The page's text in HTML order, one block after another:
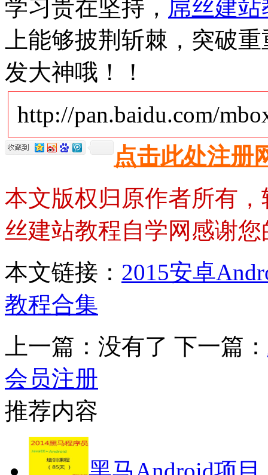
学习贵在坚持， 屌丝建
上能够披荆斩棘，突破
发大神哦！！
http://pan.baidu.com/
点击此处注册
本文版权归原作者所有
丝建站教程自学网感谢
本文链接： 2015安卓
教程合集
上一篇：没有了 下一篇：
会员注册
推荐内容